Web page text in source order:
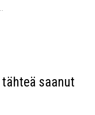
saanut